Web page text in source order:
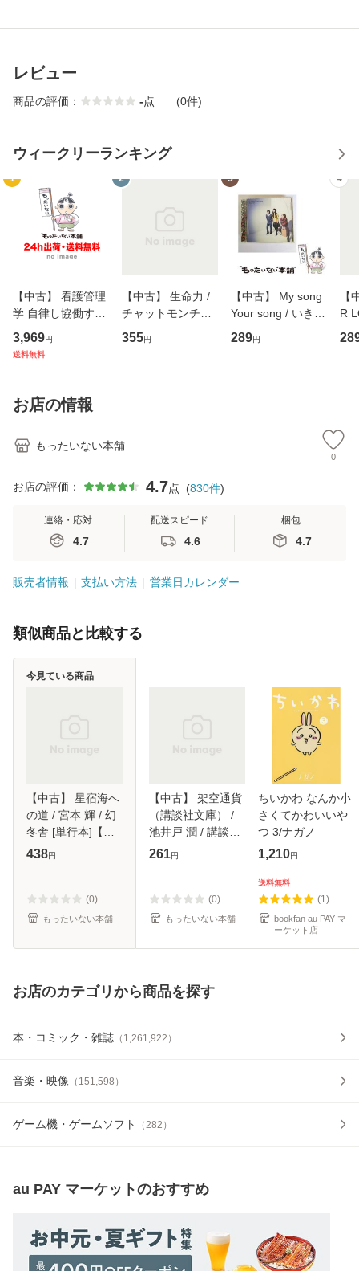
レビュー
商品の評価： -点 (0件)
ウィークリーランキング
1
【中古】 看護管理
学 自律し協働する
専門職の看護マネ
ジメントスキル 改
恵 藤本幸三 / 南江
堂 [単行
3,969円
送料無料
2
【中古】 生命力 /
チャットモンチー /
キューンレコード
[CD]【メール便送
355円
3
【中古】 My song
Your song / いきも
のがかり / [CD]
【メール便送料無
289円
4
【
R
産
お店の情報
もったいない本舗
0
お店の評価： 4.7点 (830件)
連絡・応対
4.7
配送スピード
4.6
梱包
4.7
販売者情報 支払い方法 営業日カレンダー
類似商品と比較する
【中古】 星宿海へ
の道 / 宮本 輝 / 幻
冬舎 [単行本]【メ
ール便送料無料】
438円
(0)
もったいない本舗
今見ている商品
【中古】 架空通貨
（講談社文庫） /
池井戸 潤 / 講談社
[文庫]【メール便送
261円
(0)
もったいない本舗
ちいかわ なんか小
さくてかわいいや
つ 3/ナガノ
1,210円
送料無料
(1)
bookfan au PAY マ
ーケット店
お店のカテゴリから商品を探す
本・コミック・雑誌 （ 1,261,922 ）
音楽・映像 （ 151,598 ）
ゲーム機・ゲームソフト （282 ）
au PAY マーケットのおすすめ